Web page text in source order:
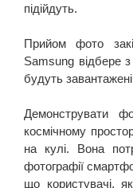
підійдуть.
Прийом фото
Samsung відбере з
будуть
Демонструвати
космічному
на кулі. Вона
фотографії
що користувачі,